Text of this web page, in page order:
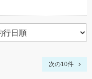
次の10件